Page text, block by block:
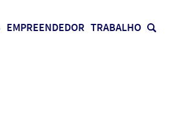
EMPREENDEDOR TRABALHO